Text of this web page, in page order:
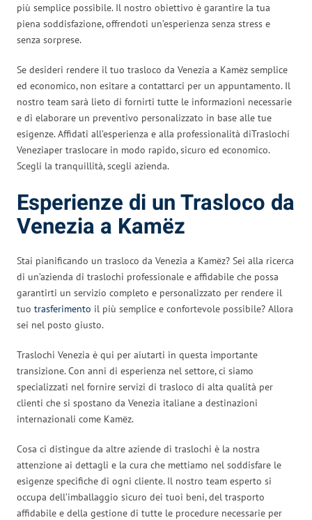
più semplice possibile. Il nostro obiettivo è garantire la tua
piena soddisfazione, offrendoti un’esperienza senza stress e
senza sorprese.
Se desideri rendere il tuo trasloco da Venezia a Kamëz semplice
ed economico, non esitare a contattarci per un appuntamento. Il
nostro team sarà lieto di fornirti tutte le informazioni necessarie
e di elaborare un preventivo personalizzato in base alle tue
esigenze. Affidati all’esperienza e alla professionalità diTraslochi
Veneziaper traslocare in modo rapido, sicuro ed economico.
Scegli la tranquillità, scegli azienda.
Esperienze di un Trasloco da
Venezia a Kamëz
Stai pianificando un trasloco da Venezia a Kamëz? Sei alla ricerca
di un’azienda di traslochi professionale e affidabile che possa
garantirti un servizio completo e personalizzato per rendere il
tuo trasferimento il più semplice e confortevole possibile? Allora
sei nel posto giusto.
Traslochi Venezia è qui per aiutarti in questa importante
transizione. Con anni di esperienza nel settore, ci siamo
specializzati nel fornire servizi di trasloco di alta qualità per
clienti che si spostano da Venezia italiane a destinazioni
internazionali come Kamëz.
Cosa ci distingue da altre aziende di traslochi è la nostra
attenzione ai dettagli e la cura che mettiamo nel soddisfare le
esigenze specifiche di ogni cliente. Il nostro team esperto si
occupa dell’imballaggio sicuro dei tuoi beni, del trasporto
affidabile e della gestione di tutte le procedure necessarie per